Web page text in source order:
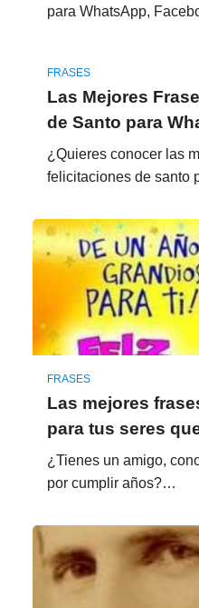
para WhatsApp,
FRASES
Las Mejores
de Santo para
¿Quieres conocer las
felicitaciones de santo
FRASES
Las mejores
para tus seres
¿Tienes un amigo,
por cumplir años?…